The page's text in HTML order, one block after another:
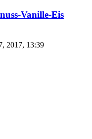
Vanille-Eis
2017, 13:39